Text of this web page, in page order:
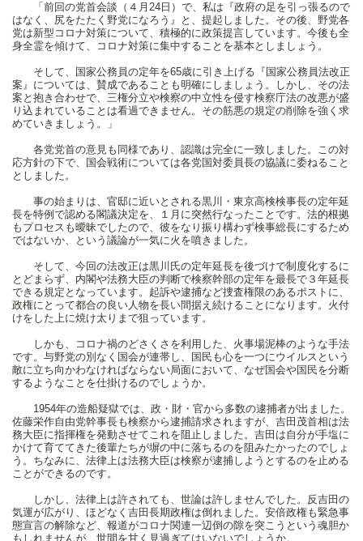
「前回の党首会談（４月24日）で、私は『政府の足を引っ張るので
はなく、尻をたたく野党になろう』と、提起しました。その後、野党各
党は新型コロナ対策について、積極的に政策提言しています。今後も全
身全霊を傾けて、コロナ対策に集中することを基本としましょう。
そして、国家公務員の定年を65歳に引き上げる『国家公務員法改正
案』については、賛成であることも明確にしましょう。しかし、その法
案と抱き合わせで、三権分立や検察の中立性を侵す検察庁法の改悪が盛
り込まれていることは看過できません。その筋悪の規定の削除を強く求
めていきましょう。」
各党党首の意見も同様であり、認識は完全に一致しました。この対
応方針の下で、国会戦術については各党国対委員長の協議に委ねること
としました。
事の始まりは、官邸に近いとされる黒川・東京高検検事長の定年延
長を特例で認める閣議決定を、１月に突然行なったことです。法的根拠
もプロセスも曖昧でしたので、彼をなり振り構わず検事総長にするため
ではないか、という議論が一気に火を噴きました。
そして、今回の法改正は黒川氏の定年延長を後づけで制度化するに
とどまらず、内閣や法務大臣の判断で検察幹部の定年を最長で３年延長
できる規定となっています。起訴や逮捕など捜査権限のあるポストに、
政権にとって都合の良い人物を長い間据え続けることになります。火付
けをした上に焼け太りまで狙っています。
しかも、コロナ禍のどさくさを利用した、火事場泥棒のような手法
です。与野党の別なく国会が連帯し、国民も心を一つにウイルスという
敵に立ち向かわなければならない局面において、なぜ国会や国民を分断
するようなことを仕掛けるのでしょうか。
1954年の造船疑獄では、政・財・官から多数の逮捕者が出ました。
佐藤栄作自由党幹事長も検察から逮捕請求されますが、吉田茂首相は法
務大臣に指揮権を発動させてこれを阻止しました。吉田は自分が手塩に
かけて育ててきた後輩たちが塀の中に落ちるのを阻みたかったのでしょ
う。ちなみに、法律上は法務大臣は検察が逮捕しようとするのを止める
ことができるのです。
しかし、法律上は許されても、世論は許しませんでした。反吉田の
気運が広がり、ほどなく吉田長期政権は倒れました。安倍政権も緊急事
態宣言の解除など、報道がコロナ関連一辺倒の隙を突こうという魂胆か
もしれませんが、世間を甘く見過ぎてはいないでしょうか。